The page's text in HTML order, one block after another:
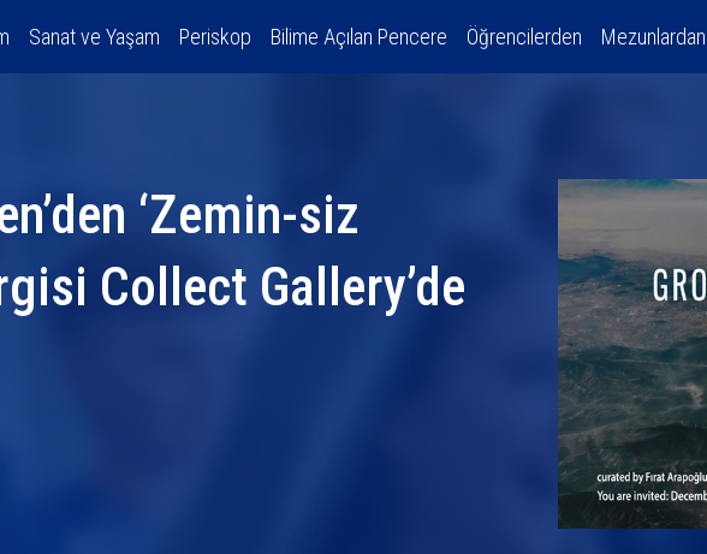
Sanat ve Yaşam Periskop Bilime Açılan Pencere Öğrencilerden Mezunlardan
‘Zemin-siz
Collect Gallery’de